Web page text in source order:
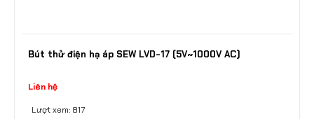
Bút thử điện hạ áp SEW LVD-17 (5V~1000V AC)
Liên hệ
Lượt xem: 817